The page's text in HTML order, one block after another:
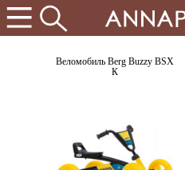
Веломобиль Berg Buzzy BSX
К